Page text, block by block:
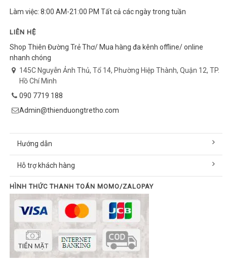
Làm việc: 8:00 AM-21:00 PM Tất cả các ngày trong tuần
LIÊN HỆ
Shop Thiên Đường Trẻ Thơ/ Mua hàng đa kênh offline/ online
nhanh chóng
145C Nguyễn Ảnh Thủ, Tổ 14, Phường Hiệp Thành, Quận 12, TP.
Hồ Chí Minh
090 7719 188
Admin@thienduongtretho.com
Hướng dẫn
Hỗ trợ khách hàng
HÌNH THỨC THANH TOÁN MOMO/ZALOPAY